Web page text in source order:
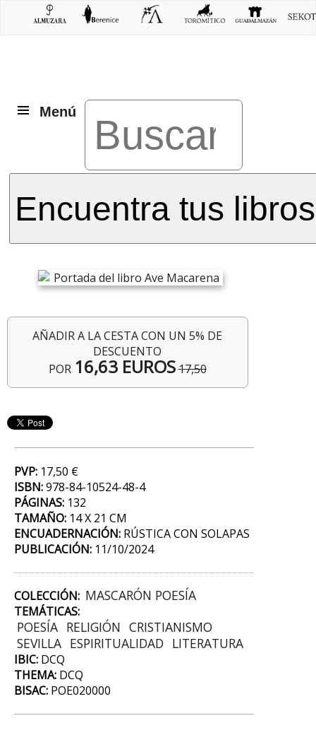
Menú
Encuentra tus libros
AÑADIR A LA CESTA CON UN 5% DE
DESCUENTO
POR 16,63 EUROS17,50
PVP: 17,50 €
ISBN:978-84-10524-48-4
PÁGINAS: 132
TAMAÑO: 14 X 21 CM
ENCUADERNACIÓN: RÚSTICA CON SOLAPAS
PUBLICACIÓN: 11/10/2024
COLECCIÓN: MASCARÓN POESÍA
TEMÁTICAS:
POESÍA RELIGIÓN CRISTIANISMO
SEVILLA ESPIRITUALIDAD LITERATURA
IBIC: DCQ
THEMA: DCQ
BISAC: POE020000